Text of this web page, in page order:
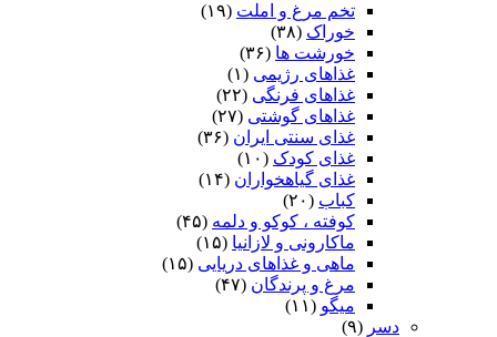
تخم مرغ و املت (۱۹)
خوراک (۳۸)
خورشت ها (۳۶)
غذاهای رژیمی (۱)
غذاهای فرنگی (۲۲)
غذاهای گوشتی (۲۷)
غذای سنتی ایران (۳۶)
غذای کودک (۱۰)
غذای گیاهخواران (۱۴)
کباب (۲۰)
کوفته ، کوکو و دلمه (۴۵)
ماکارونی و لازانیا (۱۵)
ماهی و غذاهای دریایی (۱۵)
مرغ و پرندگان (۴۷)
میگو (۱۱)
دسر (۹)